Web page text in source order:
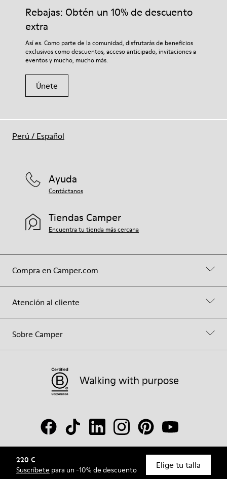
220 €
Suscríbete para un -10% de descuento Elige tu talla
- Plantilla de PU
Forro
adecuados para el cuidado del calzado los protegerá y
garantizará que duren más tiempo.
Si deseas obtener información detallada sobre cómo cuidar de
tu par, visita nuestraGuía para el cuidado del calzado.
Rebajas: Obtén un 10% de descuento
extra
Así es. Como parte de la comunidad, disfrutarás de beneficios
exclusivos como descuentos, acceso anticipado, invitaciones a
eventos y mucho, mucho más.
Únete
Compra en Camper.com
Atención al cliente
Sobre Camper
Ayuda
Contáctanos
Tiendas Camper
Encuentra tu tienda más cercana
© Camper, 2026
Perú / Español